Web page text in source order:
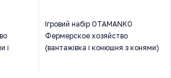
і
Ігровий набір OTAMANKO
Фермерское хозяйство
(вантажівка і конюшня з конями)